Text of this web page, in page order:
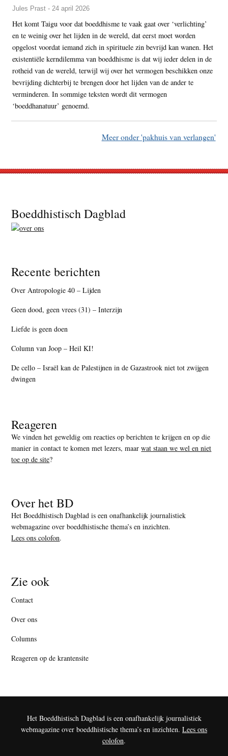
Jules Prast - 24 april 2026
Het komt Taigu voor dat boeddhisme te vaak gaat over ‘verlichting’
en te weinig over het lijden in de wereld, dat eerst moet worden
opgelost voordat iemand zich in spirituele zin bevrijd kan wanen. Het
existentiële kerndilemma van boeddhisme is dat wij ieder delen in de
rotheid van de wereld, terwijl wij over het vermogen beschikken onze
bevrijding dichterbij te brengen door het lijden van de ander te
verminderen. In sommige teksten wordt dit vermogen
‘boeddhanatuur’ genoemd.
Meer onder 'pakhuis van verlangen'
Footer
Boeddhistisch Dagblad
Recente berichten
Over Antropologie 40 – Lijden
Geen dood, geen vrees (31) – Interzijn
Liefde is geen doen
Column van Joop – Heil KI!
De cello – Israël kan de Palestijnen in de Gazastrook niet tot zwijgen
dwingen
Reageren
We vinden het geweldig om reacties op berichten te krijgen en op die
manier in contact te komen met lezers, maarwat staan we wel en niet
toe op de site?
Over het BD
Het Boeddhistisch Dagblad is een onafhankelijk journalistiek
webmagazine over boeddhistische thema’s en inzichten.
Lees ons colofon.
Zie ook
Contact
Over ons
Columns
Reageren op de krantensite
Het Boeddhistisch Dagblad is een onafhankelijk journalistiek
webmagazine over boeddhistische thema’s en inzichten. Lees ons
colofon.